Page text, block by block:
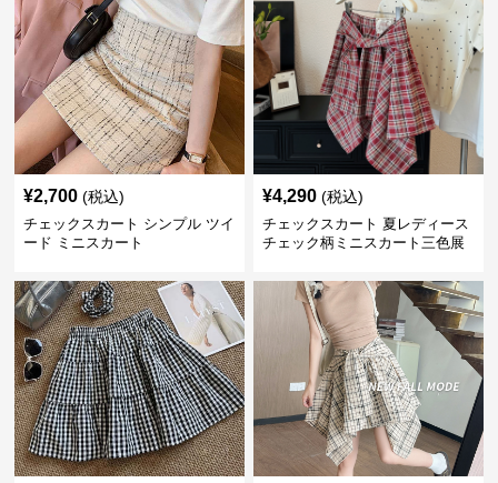
¥2,700 (税込)
チェックスカート シンプル ツイ
ード ミニスカート
¥4,290 (税込)
チェックスカート 夏レディース
チェック柄ミニスカート三色展